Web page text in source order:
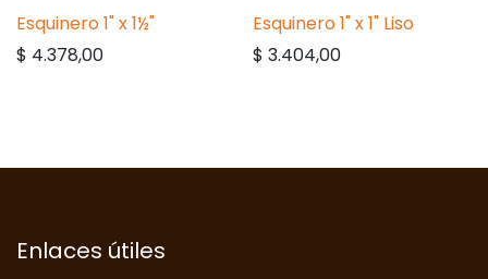
Esquinero 1" x 1½"
$ 4.378,00
Esquinero 1" x 1" Liso
$ 3.404,00
Enlaces útiles